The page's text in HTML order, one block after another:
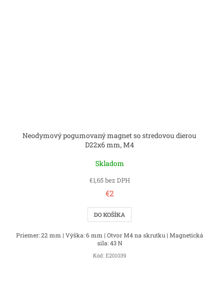
Neodymový pogumovaný magnet so stredovou dierou
D22x6 mm, M4
Skladom
€1,65 bez DPH
€2
DO KOŠÍKA
Priemer: 22 mm | Výška: 6 mm | Otvor M4 na skrutku | Magnetická
sila: 43 N
Kód: E201039